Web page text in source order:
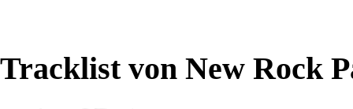
Tracklist von New Rock